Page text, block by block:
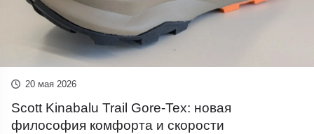
20 мая 2026
Scott Kinabalu Trail Gore-Tex: новая
философия комфорта и скорости